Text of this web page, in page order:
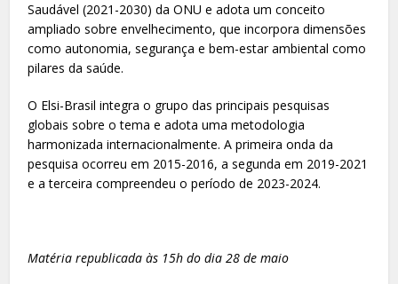
Saudável (2021-2030) da ONU e adota um conceito
ampliado sobre envelhecimento, que incorpora dimensões
como autonomia, segurança e bem-estar ambiental como
pilares da saúde.
O Elsi-Brasil integra o grupo das principais pesquisas
globais sobre o tema e adota uma metodologia
harmonizada internacionalmente. A primeira onda da
pesquisa ocorreu em 2015-2016, a segunda em 2019-2021
e a terceira compreendeu o período de 2023-2024.
Matéria republicada às 15h do dia 28 de maio